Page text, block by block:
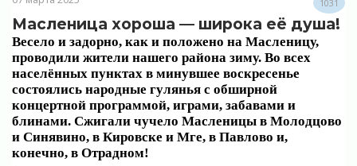
1031
Масленица хороша — широка её душа!
Весело и задорно, как и положено на Масленицу,
проводили жители нашего района зиму. Во всех
населённых пунктах в минувшее воскресенье
состоялись народные гулянья с обширной
концертной программой, играми, забавами и
блинами. Сжигали чучело Масленицы в Молодцово
и Синявино, в Кировске и Мге, в Павлово и,
конечно, в Отрадном!